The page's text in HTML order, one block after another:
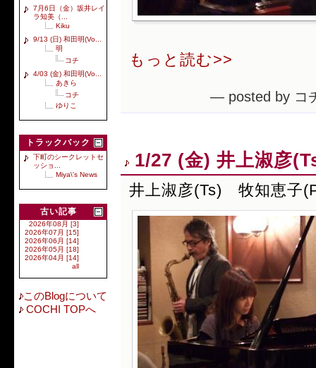
7月6日（金）坂井レイ
ラ知美（...
Kiku
9/13 (日) 和田明(Vo...
明
コチ
4/03 (金) 和田明(Vo...
あきら
コチ
ゆりこ
トラックバック
下町のシークレットセ
ッショ...
Miya\'s News
古い記事
2026年08月 [3]
2026年07月 [15]
2026年06月 [14]
2026年05月 [18]
2026年04月 [14]
all
このBlogについて
COCHI TOPへ
もっと読む>>
— posted by コ
1/27 (金) 井上淑彦
井上淑彦(Ts) 牧知恵子